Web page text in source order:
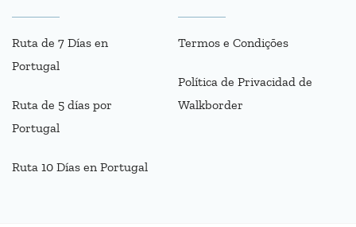
Ruta de 7 Días en
Portugal
Ruta de 5 días por
Portugal
Ruta 10 Días en Portugal
Termos e Condições
Política de Privacidad de
Walkborder